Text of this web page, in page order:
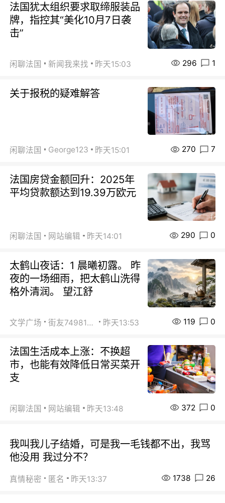
法国犹太组织要求取缔服装品
牌，指控其“美化10月7日袭
击”
闲聊法国 新闻我来找 昨天15:03 296 1
关于报税的疑难解答
闲聊法国 George123 昨天15:01 270 7
法国房贷金额回升：2025年
平均贷款额达到19.39万欧元
闲聊法国 网站编辑 昨天14:01 290 0
太鹤山夜话：1 晨曦初露。 昨
夜的一场细雨，把太鹤山洗得
格外清润。 望江舒
文学广场 街友74981146 昨天13:53 119 0
法国生活成本上涨：不换超
市，也能有效降低日常买菜开
支
闲聊法国 网站编辑 昨天13:48 372 0
我叫我儿子结婚，可是我一毛钱都不出，我骂
他没用 我过分不？
真情秘密 匿名 昨天13:37 1738 26